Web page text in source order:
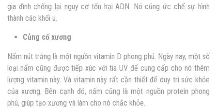
gia đình chống lại nguy cơ tổn hại ADN. Nó cũng ức chế sự hình
thành các khối u.
Củng cố xương
Nấm nút trắng là một nguồn vitamin D phong phú. Ngày nay, một số
loại nấm cũng được tiếp xúc với tia UV để cung cấp cho nó thêm
lượng vitamin này. Và vitamin này rất cần thiết để duy trì sức khỏe
của xương. Bên cạnh đó, nấm cũng là một nguồn protein phong
phú, giúp tạo xương và làm cho nó chắc khỏe.